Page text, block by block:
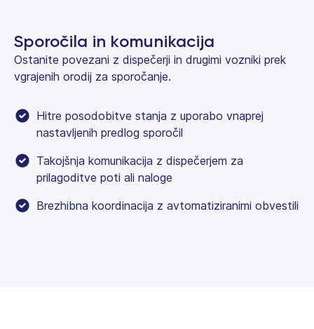
Sporočila in komunikacija
Ostanite povezani z dispečerji in drugimi vozniki prek
vgrajenih orodij za sporočanje.
Hitre posodobitve stanja z uporabo vnaprej
nastavljenih predlog sporočil
Takojšnja komunikacija z dispečerjem za
prilagoditve poti ali naloge
Brezhibna koordinacija z avtomatiziranimi obvestili